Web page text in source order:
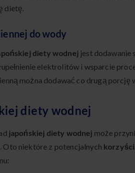
dietę.
do wody
diety wodnej jest dodawanie
elektrolitów i wsparcie
można dodawać co drugą porcję
diety wodnej
japońskiej diety wodnej może
niektóre z potencjalnych korzyści